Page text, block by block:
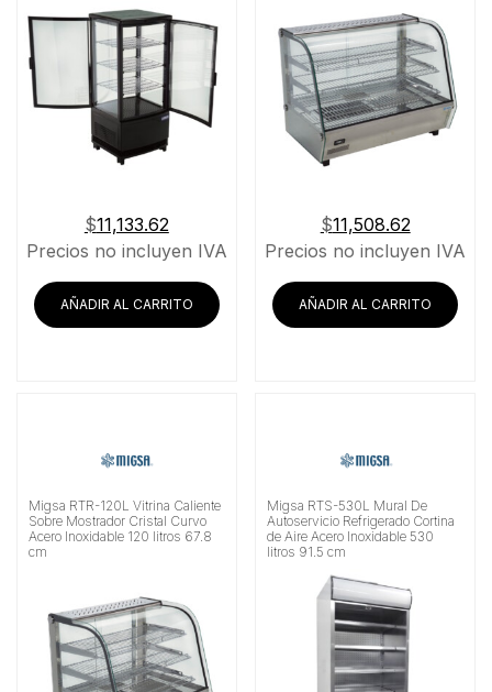
$11,133.62
Precios no incluyen IVA
AÑADIR AL CARRITO
$11,508.62
Precios no incluyen IVA
AÑADIR AL CARRITO
Migsa RTR-120L Vitrina Caliente
Sobre Mostrador Cristal Curvo
Acero Inoxidable 120 litros 67.8
cm
Migsa RTS-530L Mural De
Autoservicio Refrigerado Cortina
de Aire Acero Inoxidable 530
litros 91.5 cm